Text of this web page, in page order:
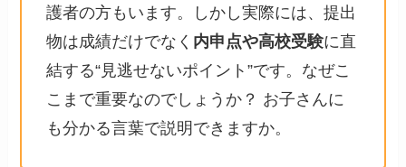
護者の方もいます。しかし実際には、提出
物は成績だけでなく 内申点や高校受験に直
結する“見逃せないポイント”です。なぜこ
こまで重要なのでしょうか？ お子さんに
も分かる言葉で説明できますか。